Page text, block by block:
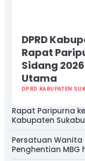
DPRD
Rapat
Sidang
Utama
DPRD KABUPATEN
Rapat Paripurna
Kabupaten
Persatuan Wanita
Penghentian MBG